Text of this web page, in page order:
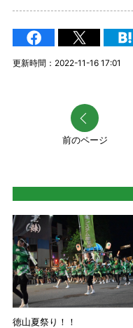
更新時間：2022-11-16 17:01
前のページ
徳山夏祭り！！